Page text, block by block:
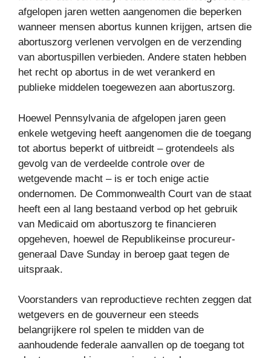
afgelopen jaren wetten aangenomen die beperken
wanneer mensen abortus kunnen krijgen, artsen die
abortuszorg verlenen vervolgen en de verzending
van abortuspillen verbieden. Andere staten hebben
het recht op abortus in de wet verankerd en
publieke middelen toegewezen aan abortuszorg.
Hoewel Pennsylvania de afgelopen jaren geen
enkele wetgeving heeft aangenomen die de toegang
tot abortus beperkt of uitbreidt – grotendeels als
gevolg van de verdeelde controle over de
wetgevende macht – is er toch enige actie
ondernomen. De Commonwealth Court van de staat
heeft een al lang bestaand verbod op het gebruik
van Medicaid om abortuszorg te financieren
opgeheven, hoewel de Republikeinse procureur-
generaal Dave Sunday in beroep gaat tegen de
uitspraak.
Voorstanders van reproductieve rechten zeggen dat
wetgevers en de gouverneur een steeds
belangrijkere rol spelen te midden van de
aanhoudende federale aanvallen op de toegang tot